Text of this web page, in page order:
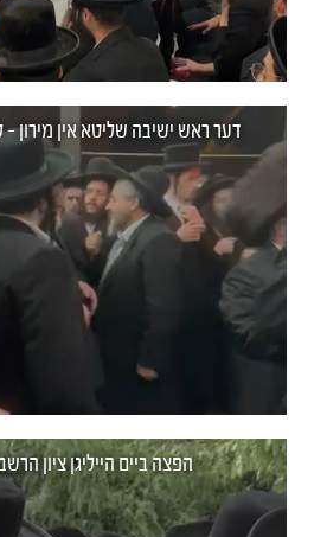
דער ראש ישיבה שליטא אין
הפצה ביים הייליגן ציון